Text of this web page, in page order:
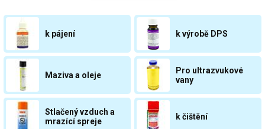
k pájení k výrobě DPS
Maziva a oleje
Pro ultrazvukové
vany
Stlačený vzduch a
mrazící spreje
k čištění